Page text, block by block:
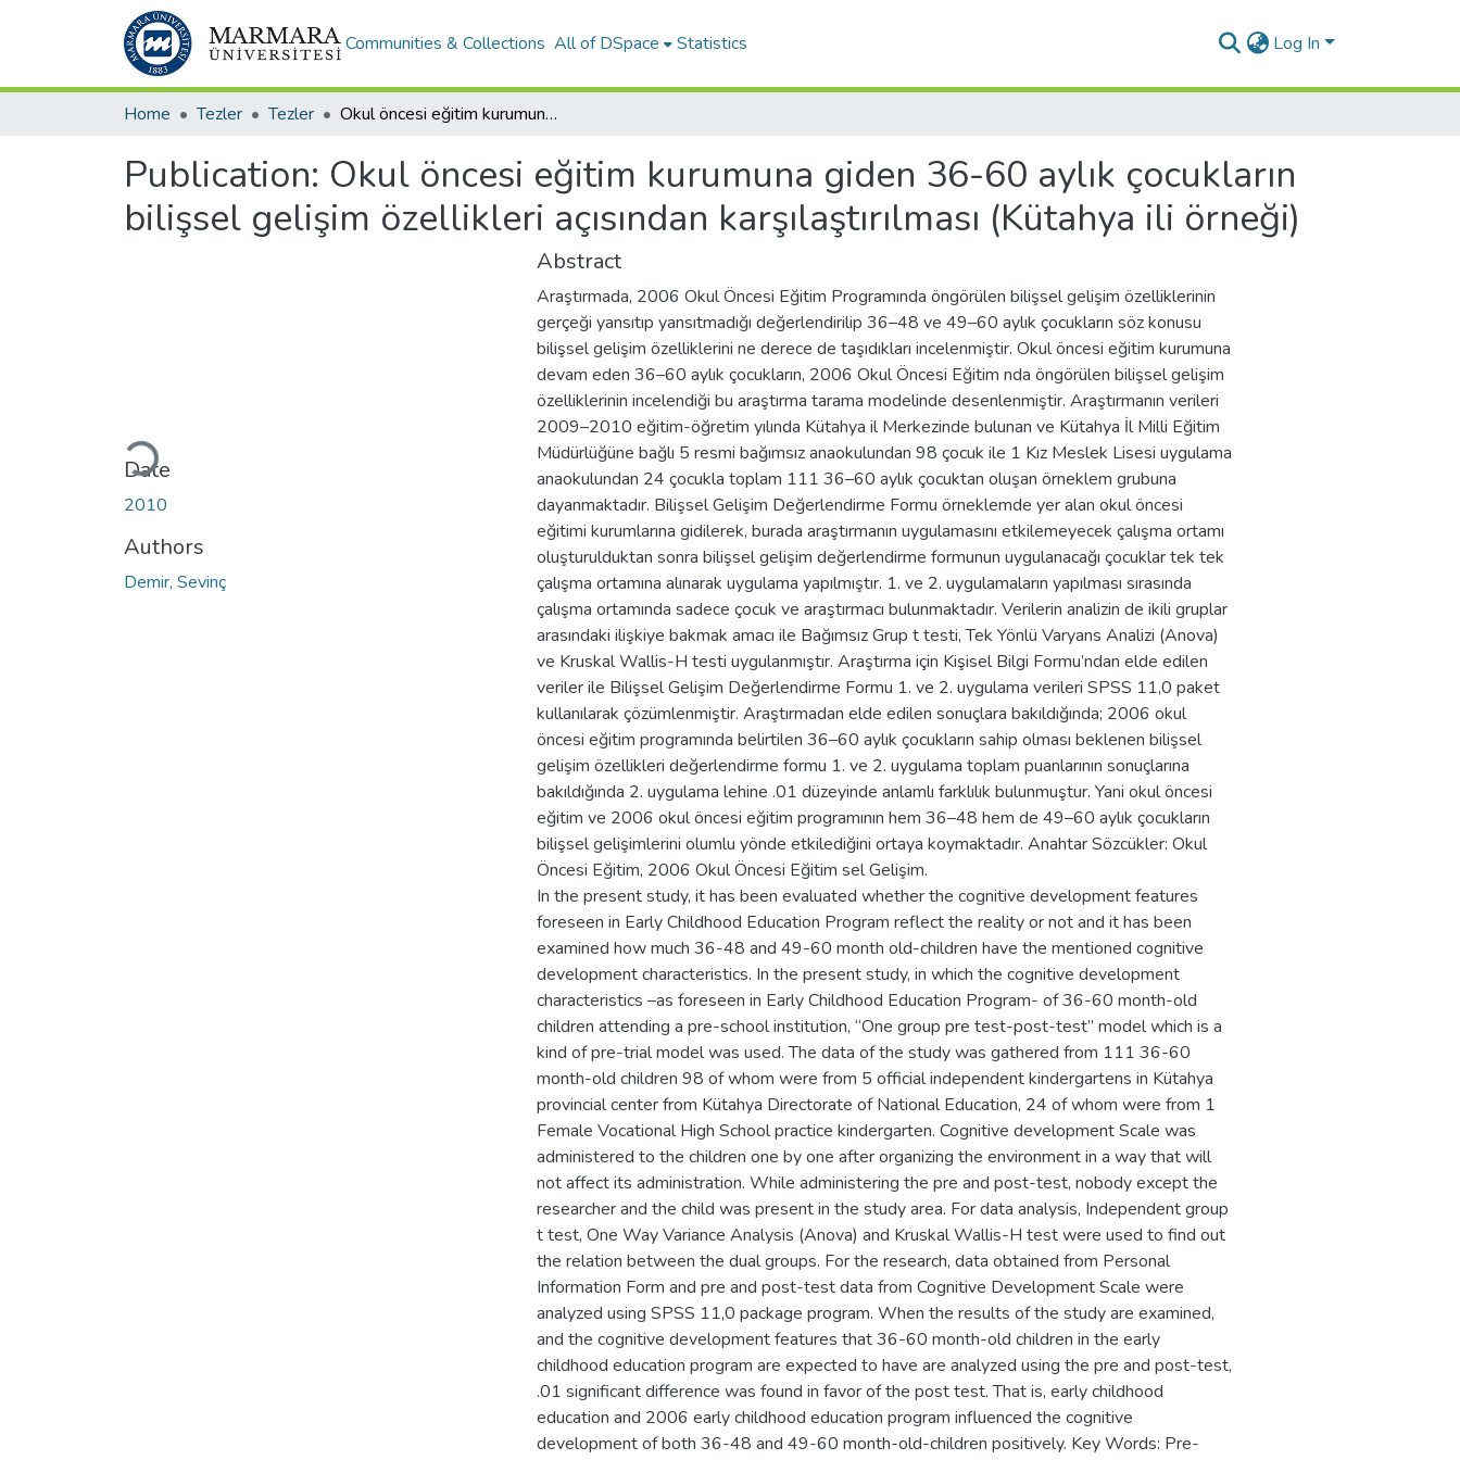
Communities & Collections All of DSpace Statistics Log In
Home Tezler Tezler Okul öncesi eğitim kurumuna giden 36-60 aylık çocukların bilişsel gelişim özellikleri açısından karşılaştırılması (Kütahya ili örneği)
Publication: Okul öncesi eğitim kurumuna giden 36-60 aylık çocukların
bilişsel gelişim özellikleri açısından karşılaştırılması (Kütahya ili örneği)
Loading...
Date
2010
Authors
Demir, Sevinç
Abstract
Araştırmada, 2006 Okul Öncesi Eğitim Programında öngörülen bilişsel gelişim özelliklerinin
gerçeği yansıtıp yansıtmadığı değerlendirilip 36–48 ve 49–60 aylık çocukların söz konusu
bilişsel gelişim özelliklerini ne derece de taşıdıkları incelenmiştir. Okul öncesi eğitim kurumuna
devam eden 36–60 aylık çocukların, 2006 Okul Öncesi Eğitim nda öngörülen bilişsel gelişim
özelliklerinin incelendiği bu araştırma tarama modelinde desenlenmiştir. Araştırmanın verileri
2009–2010 eğitim-öğretim yılında Kütahya il Merkezinde bulunan ve Kütahya İl Milli Eğitim
Müdürlüğüne bağlı 5 resmi bağımsız anaokulundan 98 çocuk ile 1 Kız Meslek Lisesi uygulama
anaokulundan 24 çocukla toplam 111 36–60 aylık çocuktan oluşan örneklem grubuna
dayanmaktadır. Bilişsel Gelişim Değerlendirme Formu örneklemde yer alan okul öncesi
eğitimi kurumlarına gidilerek, burada araştırmanın uygulamasını etkilemeyecek çalışma ortamı
oluşturulduktan sonra bilişsel gelişim değerlendirme formunun uygulanacağı çocuklar tek tek
çalışma ortamına alınarak uygulama yapılmıştır. 1. ve 2. uygulamaların yapılması sırasında
çalışma ortamında sadece çocuk ve araştırmacı bulunmaktadır. Verilerin analizin de ikili gruplar
arasındaki ilişkiye bakmak amacı ile Bağımsız Grup t testi, Tek Yönlü Varyans Analizi (Anova)
ve Kruskal Wallis-H testi uygulanmıştır. Araştırma için Kişisel Bilgi Formu’ndan elde edilen
veriler ile Bilişsel Gelişim Değerlendirme Formu 1. ve 2. uygulama verileri SPSS 11,0 paket
kullanılarak çözümlenmiştir. Araştırmadan elde edilen sonuçlara bakıldığında; 2006 okul
öncesi eğitim programında belirtilen 36–60 aylık çocukların sahip olması beklenen bilişsel
gelişim özellikleri değerlendirme formu 1. ve 2. uygulama toplam puanlarının sonuçlarına
bakıldığında 2. uygulama lehine .01 düzeyinde anlamlı farklılık bulunmuştur. Yani okul öncesi
eğitim ve 2006 okul öncesi eğitim programının hem 36–48 hem de 49–60 aylık çocukların
bilişsel gelişimlerini olumlu yönde etkilediğini ortaya koymaktadır. Anahtar Sözcükler: Okul
Öncesi Eğitim, 2006 Okul Öncesi Eğitim sel Gelişim.
In the present study, it has been evaluated whether the cognitive development features
foreseen in Early Childhood Education Program reflect the reality or not and it has been
examined how much 36-48 and 49-60 month old-children have the mentioned cognitive
development characteristics. In the present study, in which the cognitive development
characteristics –as foreseen in Early Childhood Education Program- of 36-60 month-old
children attending a pre-school institution, “One group pre test-post-test” model which is a
kind of pre-trial model was used. The data of the study was gathered from 111 36-60
month-old children 98 of whom were from 5 official independent kindergartens in Kütahya
provincial center from Kütahya Directorate of National Education, 24 of whom were from 1
Female Vocational High School practice kindergarten. Cognitive development Scale was
administered to the children one by one after organizing the environment in a way that will
not affect its administration. While administering the pre and post-test, nobody except the
researcher and the child was present in the study area. For data analysis, Independent group
t test, One Way Variance Analysis (Anova) and Kruskal Wallis-H test were used to find out
the relation between the dual groups. For the research, data obtained from Personal
Information Form and pre and post-test data from Cognitive Development Scale were
analyzed using SPSS 11,0 package program. When the results of the study are examined,
and the cognitive development features that 36-60 month-old children in the early
childhood education program are expected to have are analyzed using the pre and post-test,
.01 significant difference was found in favor of the post test. That is, early childhood
education and 2006 early childhood education program influenced the cognitive
development of both 36-48 and 49-60 month-old-children positively. Key Words: Pre-